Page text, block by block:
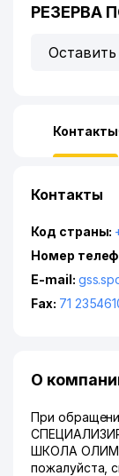
РЕЗЕРВА
Контакты
Контакты
Код страны:
Номер
E-mail:
Fax: 71
О
При
ШКОЛА
пожалуйста,